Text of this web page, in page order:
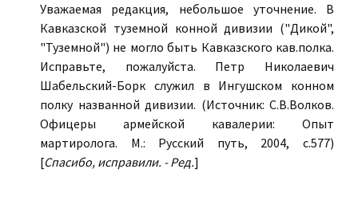
Уважаемая редакция, небольшое уточнение. В
Кавказской туземной конной дивизии ("Дикой",
"Туземной") не могло быть Кавказского кав.полка.
Исправьте, пожалуйста. Петр Николаевич
Шабельский-Борк служил в Ингушском конном
полку названной дивизии. (Источник: С.В.Волков.
Офицеры армейской кавалерии: Опыт
мартиролога. М.: Русский путь, 2004, с.577)
[Спасибо, исправили. - Ред.]